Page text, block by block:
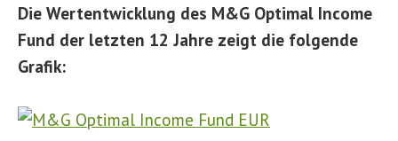
Die Wertentwicklung des M&G Optimal Income
Fund der letzten 12 Jahre zeigt die folgende
Grafik: